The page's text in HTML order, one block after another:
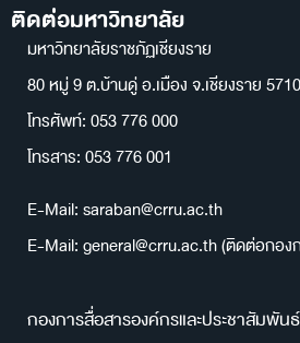
ติดต่อมหาวิทยาลัย
มหาวิทยาลัยราชภัฏเชียงราย
80 หมู่ 9 ต.บ้านดู่ อ.เมือง จ.เชียงราย
โทรศัพท์: 053 776 000
โทรสาร: 053 776 001
E-Mail: saraban@crru.ac.th
E-Mail: general@crru.ac.th (ติดต่อกอง
กองการสื่อสารองค์กรและประชาสัมพันธ์